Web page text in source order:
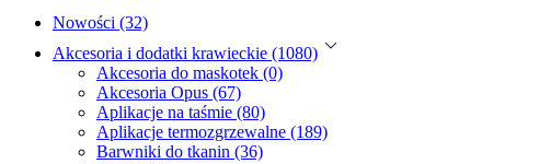
Nowości (32)
Akcesoria i dodatki krawieckie (1080)
Akcesoria do maskotek (0)
Akcesoria Opus (67)
Aplikacje na taśmie (80)
Aplikacje termozgrzewalne (189)
Barwniki do tkanin (36)